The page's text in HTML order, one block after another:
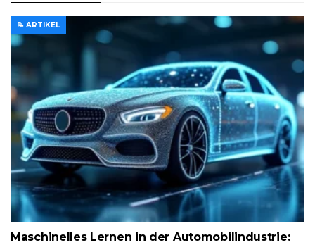
📝 ARTIKEL
Maschinelles Lernen in der Automobilindustrie: